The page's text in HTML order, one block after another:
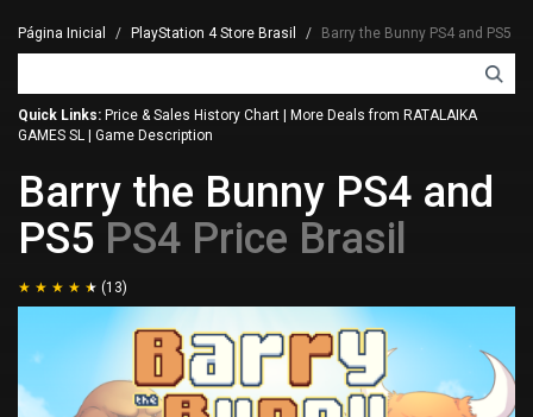
Página Inicial PlayStation 4 Store Brasil Barry the Bunny PS4 and PS5
Quick Links: Price & Sales History Chart
More Deals from RATALAIKA
GAMES SL
Game Description
Barry the Bunny PS4 and
PS5 PS4 Price Brasil
(13)